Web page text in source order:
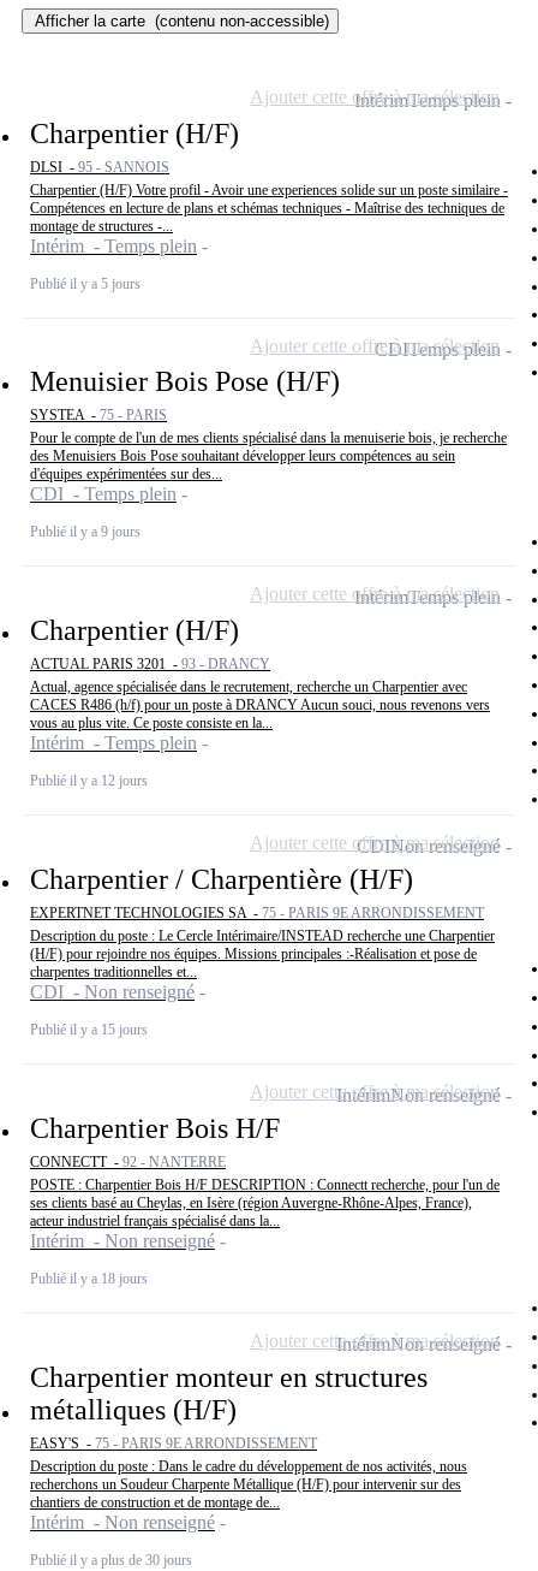
Afficher la carte (contenu non-accessible)
Charpentier (H/F)
DLSI - 95 - SANNOIS
Charpentier (H/F) Votre profil - Avoir une experiences solide sur un poste similaire -
Compétences en lecture de plans et schémas techniques - Maîtrise des techniques de
montage de structures -...
Intérim - Temps plein
Publié il y a 5 jours
IntérimTemps plein
Ajouter cette offre à ma sélection
Menuisier Bois Pose (H/F)
SYSTEA - 75 - PARIS
Pour le compte de l'un de mes clients spécialisé dans la menuiserie bois, je recherche
des Menuisiers Bois Pose souhaitant développer leurs compétences au sein
d'équipes expérimentées sur des...
CDI - Temps plein
Publié il y a 9 jours
CDITemps plein
Ajouter cette offre à ma sélection
Charpentier (H/F)
ACTUAL PARIS 3201 - 93 - DRANCY
Actual, agence spécialisée dans le recrutement, recherche un Charpentier avec
CACES R486 (h/f) pour un poste à DRANCY Aucun souci, nous revenons vers
vous au plus vite. Ce poste consiste en la...
Intérim - Temps plein
Publié il y a 12 jours
IntérimTemps plein
Ajouter cette offre à ma sélection
Charpentier / Charpentière (H/F)
EXPERTNET TECHNOLOGIES SA - 75 - PARIS 9E ARRONDISSEMENT
Description du poste : Le Cercle Intérimaire/INSTEAD recherche une Charpentier
(H/F) pour rejoindre nos équipes. Missions principales :-Réalisation et pose de
charpentes traditionnelles et...
CDI - Non renseigné
Publié il y a 15 jours
CDINon renseigné
Ajouter cette offre à ma sélection
Charpentier Bois H/F
CONNECTT - 92 - NANTERRE
POSTE : Charpentier Bois H/F DESCRIPTION : Connectt recherche, pour l'un de
ses clients basé au Cheylas, en Isère (région Auvergne-Rhône-Alpes, France),
acteur industriel français spécialisé dans la...
Intérim - Non renseigné
Publié il y a 18 jours
IntérimNon renseigné
Ajouter cette offre à ma sélection
Charpentier monteur en structures
métalliques (H/F)
EASY'S - 75 - PARIS 9E ARRONDISSEMENT
Description du poste : Dans le cadre du développement de nos activités, nous
recherchons un Soudeur Charpente Métallique (H/F) pour intervenir sur des
chantiers de construction et de montage de...
Intérim - Non renseigné
Publié il y a plus de 30 jours
IntérimNon renseigné
Ajouter cette offre à ma sélection